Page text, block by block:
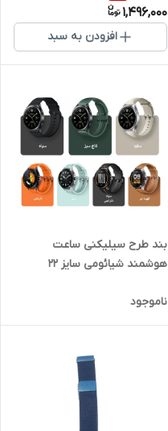
1,496,000
افزودن به سبد
بند طرح سیلیکنی ساعت
هوشمند شیائومی سایز 22
ناموجود